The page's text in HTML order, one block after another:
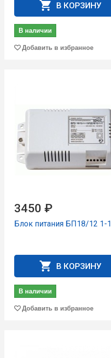
В КОРЗИНУ
В наличии
Добавить в избранное
3450 ₽
Блок питания БП18/12 1-1
В КОРЗИНУ
В наличии
Добавить в избранное